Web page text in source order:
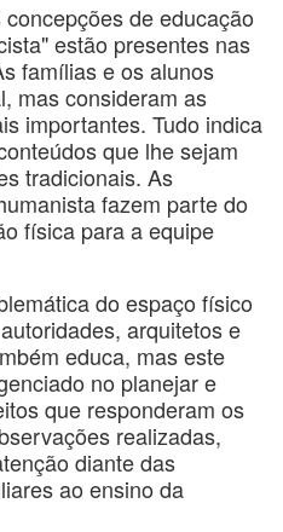
de educação
estão presentes nas
famílias e os alunos
mas consideram as
importantes. Tudo indica
que lhe sejam
tradicionais. As
fazem parte do
física para a equipe
do espaço físico
arquitetos e
educa, mas este
no planejar e
que responderam os
realizadas,
diante das
ao ensino da